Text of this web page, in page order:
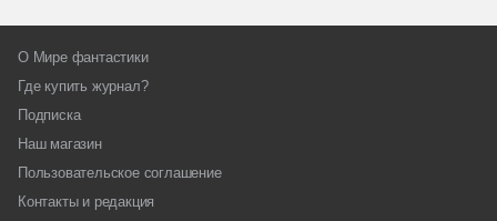
О Мире фантастики
Где купить журнал?
Подписка
Наш магазин
Пользовательское соглашение
Контакты и редакция